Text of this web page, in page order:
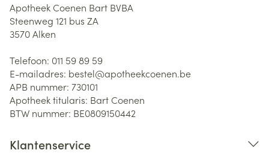
Apotheek Coenen Bart BVBA
Steenweg 121 bus ZA
3570Alken
Telefoon: 011 59 89 59
E-mailadres: bestel@apotheekcoenen.be
APB nummer: 730101
Apotheek titularis: Bart Coenen
BTW nummer: BE0809150442
Klantenservice